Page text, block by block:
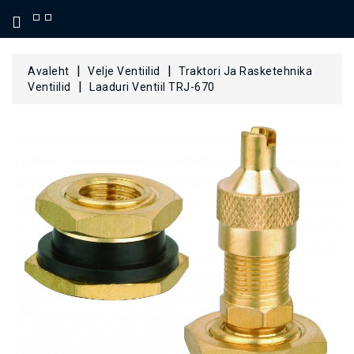
KATEGOORIA
Avaleht Velje Ventiilid
Traktori Ja Rasketehnika
Ventiilid
Laaduri Ventiil TRJ-670